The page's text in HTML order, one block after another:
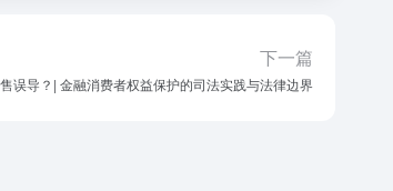
下一篇
误导？| 金融消费者权益保护的司法实践与法律边界